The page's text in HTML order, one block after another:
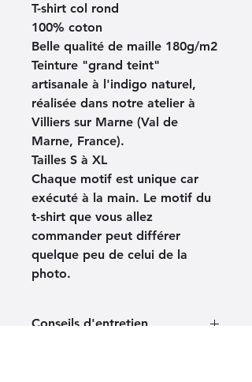
T-shirt col rond
100% coton
Belle qualité de maille 180g/m2
Teinture "grand teint"
artisanale à l'indigo naturel,
réalisée dans notre atelier à
Villiers sur Marne (Val de
Marne, France).
Tailles S à XL
Chaque motif est unique car
exécuté à la main. Le motif du
t-shirt que vous allez
commander peut différer
quelque peu de celui de la
photo.
Conseils d'entretien